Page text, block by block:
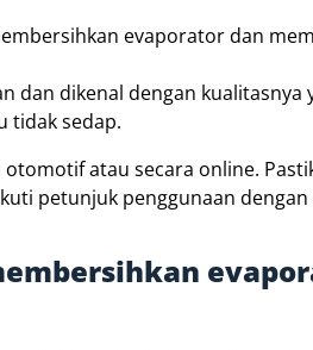
evaporator dan
dan dikenal dengan kualitasnya
tidak sedap.
atau secara online.
petunjuk penggunaan dengan